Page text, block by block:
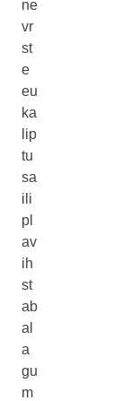
ne
vr
st
e
eu
ka
lip
tu
sa
ili
pl
av
ih
st
ab
al
a
gu
m